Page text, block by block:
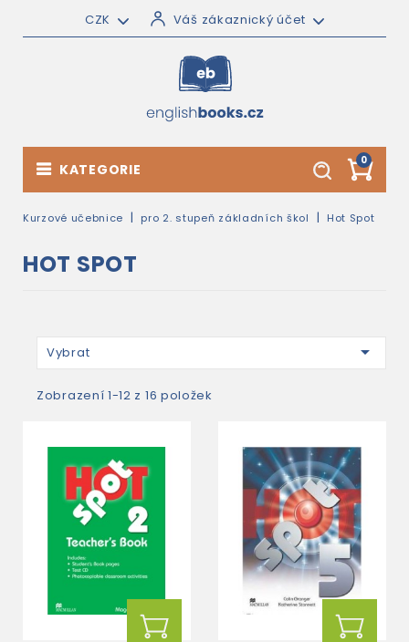
CZK Váš zákaznický účet
0
KATEGORIE
Kurzové učebnice pro 2. stupeň základních škol Hot Spot
HOT SPOT
Vybrat 
Zobrazení 1-12 z 16 položek